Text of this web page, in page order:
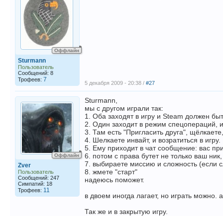
Оффлайн
Sturmann
Пользователь
Сообщений: 8
Трофеев: 7 5 декабря 2009 - 20:38 / #27
Оффлайн
Zver
Пользователь
Сообщений: 247
Симпатий: 18
Трофеев: 11
Sturmann,
мы с другом играли так:
1. Оба заходят в игру и Steam должен
2. Один заходит в режим спецопераций,
3. Там есть "Пригласить друга",
4. Шелкаете инвайт, и возратиться в игру.
5. Ему приходит в чат сообщение: вас
6. потом с права бутет не только ваш
7. выбираете миссию и сложность (если
8. жмете "старт"
надеюсь поможет.
в двоем иногда лагает, но играть можно.
Так же и в закрытую игру.